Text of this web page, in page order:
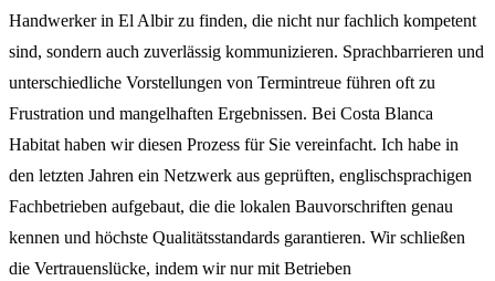
Handwerker in El Albir zu finden, die nicht nur fachlich kompetent
sind, sondern auch zuverlässig kommunizieren. Sprachbarrieren und
unterschiedliche Vorstellungen von Termintreue führen oft zu
Frustration und mangelhaften Ergebnissen. Bei Costa Blanca
Habitat haben wir diesen Prozess für Sie vereinfacht. Ich habe in
den letzten Jahren ein Netzwerk aus geprüften, englischsprachigen
Fachbetrieben aufgebaut, die die lokalen Bauvorschriften genau
kennen und höchste Qualitätsstandards garantieren. Wir schließen
die Vertrauenslücke, indem wir nur mit Betrieben